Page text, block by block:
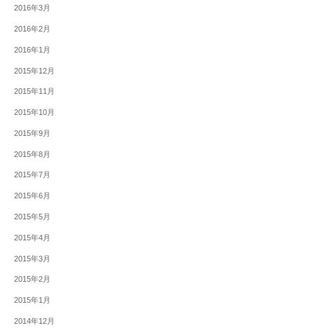
2016年3月
2016年2月
2016年1月
2015年12月
2015年11月
2015年10月
2015年9月
2015年8月
2015年7月
2015年6月
2015年5月
2015年4月
2015年3月
2015年2月
2015年1月
2014年12月